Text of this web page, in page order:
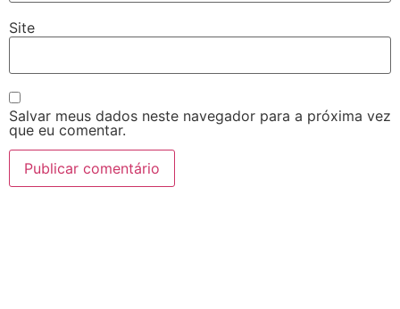
Site
Salvar meus dados neste navegador para a próxima vez
que eu comentar.